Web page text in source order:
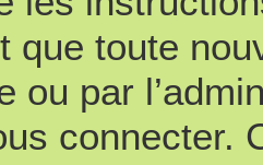
que toute
ou par
connecter.